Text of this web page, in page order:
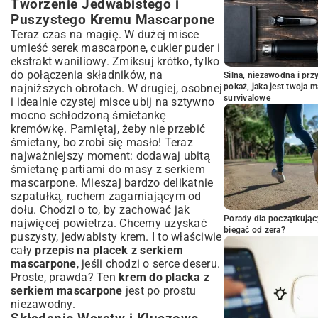
Tworzenie Jedwabistego i
Puszystego Kremu Mascarpone
Teraz czas na magię. W dużej misce
umieść serek mascarpone, cukier puder i
ekstrakt waniliowy. Zmiksuj krótko, tylko
do połączenia składników, na
najniższych obrotach. W drugiej, osobnej
i idealnie czystej misce ubij na sztywno
mocno schłodzoną śmietankę
kremówkę. Pamiętaj, żeby nie przebić
śmietany, bo zrobi się masło! Teraz
najważniejszy moment: dodawaj ubitą
śmietanę partiami do masy z serkiem
mascarpone. Mieszaj bardzo delikatnie
szpatułką, ruchem zagarniającym od
dołu. Chodzi o to, by zachować jak
najwięcej powietrza. Chcemy uzyskać
puszysty, jedwabisty krem. I to właściwie
całyprzepis na placek z serkiem
mascarpone, jeśli chodzi o serce deseru.
Proste, prawda? Ten krem do placka z
serkiem mascarpone jest po prostu
niezawodny.
Silna, niezawodna i
pokaż, jaka jest twoja
survivalowe
Porady dla
biegać od zera?